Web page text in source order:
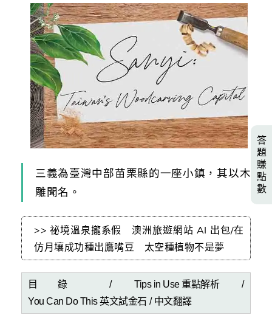
三義為臺灣中部苗栗縣的一座小鎮，其以木
雕聞名。
>> 祕境溫泉攏系假 澳洲旅遊網站 AI 出包/在
仿月壤成功種出鷹嘴豆 太空種植物不是夢
目錄 /Tips in Use 重點解析/
You Can Do This 英文試金石 / 中文翻譯
答
題
賺
點
數